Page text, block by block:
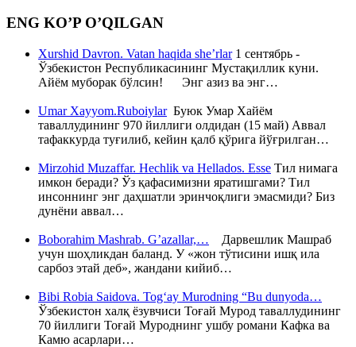
ENG KO’P O’QILGAN
Xurshid Davron. Vatan haqida she’rlar1 сентябрь -
Ўзбекистон Республикасининг Мустақиллик куни.
Айём муборак бўлсин! Энг азиз ва энг…
Umar Xayyom.RuboiylarБуюк Умар Хайём
таваллудининг 970 йиллиги олдидан (15 май) Аввал
тафаккурда туғилиб, кейин қалб қўрига йўғрилган…
Mirzohid Muzaffar. Hechlik va Hellados. Esse Тил нимага
имкон беради? Ўз қафасимизни яратишгами? Тил
инсоннинг энг даҳшатли эринчоқлиги эмасмиди? Биз
дунёни аввал…
Boborahim Mashrab. G’azallar,… Дарвешлик Машраб
учун шоҳликдан баланд. У «жон тўтисини ишқ ила
сарбоз этай деб», жандани кийиб…
Bibi Robia Saidova. Tog‘ay Murodning “Bu dunyoda…
Ўзбекистон халқ ёзувчиси Тоғай Мурод таваллудининг
70 йиллиги Тоғай Муроднинг ушбу романи Кафка ва
Камю асарлари…